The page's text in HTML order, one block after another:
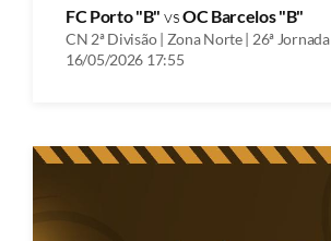
FC Porto "B" vsOC Barcelos "B"
CN 2ª Divisão | Zona Norte | 26ª Jornada
16/05/2026 17:55